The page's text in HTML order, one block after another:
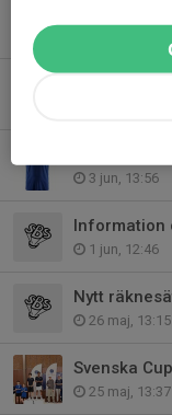
3 jun, 13:56
Information
1 jun, 12:46
Nytt
26 maj, 13:15
Svenska
25 maj, 13:37